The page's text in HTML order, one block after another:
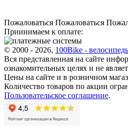
Пожаловаться Пожаловаться
Приинимаем к оплате:
© 2000 - 2026, 100Bike -
Вся представленная на сайте
ознакомительных целях и не
Цены на сайте и в розничном
Количество товаров по акции
Пользовательское соглашение.